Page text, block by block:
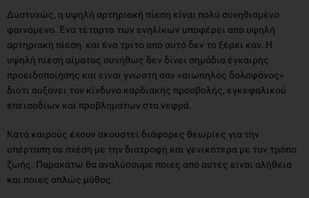
Δυστυχώς, η υψηλή αρτηριακή πίεση είναι πολύ συνηθισμένο
φαινόμενο. Ένα τέταρτο των ενηλίκων υποφέρει από υψηλή
αρτηριακή πίεση και ένα τρίτο από αυτό δεν το ξέρει καν. Η
υψηλή πίεση αίματος συνήθως δεν δίνει σημάδια έγκαιρης
προειδοποίησης και είναι γνωστή σαν «σιωπηλός δολοφόνος»
διότι αυξάνει τον κίνδυνο καρδιακής προσβολής, εγκεφαλικού
επεισοδίων και προβλημάτων στα νεφρά.
Κατά καιρούς έχουν ακουστεί διάφορες θεωρίες για την
υπέρταση σε σχέση με την διατροφή και γενικότερα με τον τρόπο
ζωής. Παρακάτω θα αναλύσουμε ποιες από αυτές είναι αλήθεια
και ποιες απλώς μύθος.